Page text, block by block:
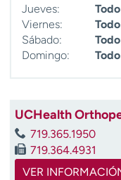
Jueves:
Viernes:
Sábado:
Domingo:
UCHealth
719.365.1950
719.364.4931
VER